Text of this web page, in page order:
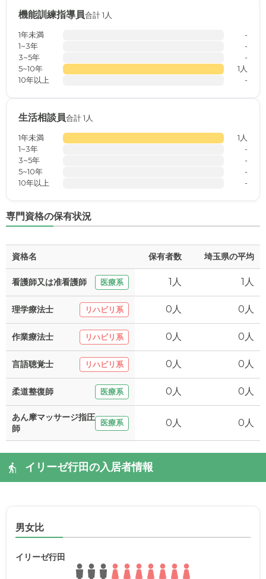
機能訓練指導員合計 1人
1年未満
-
1~3年
-
3~5年
-
5~10年
1人
10年以上
-
生活相談員合計 1人
1年未満
1人
1~3年
-
3~5年
-
5~10年
-
10年以上
-
専門資格の保有状況
資格名 保有者数 埼玉県の平均
看護師又は准看護師 医療系 1人 1人
理学療法士 リハビリ系 0人 0人
作業療法士 リハビリ系 0人 0人
言語聴覚士 リハビリ系 0人 0人
柔道整復師 医療系 0人 0人
あん摩マッサージ指圧
師
医療系 0人 0人
イリーゼ行田の入居者情報
男女比
イリーゼ行田